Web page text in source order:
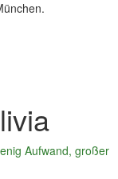
Aufwand, großer